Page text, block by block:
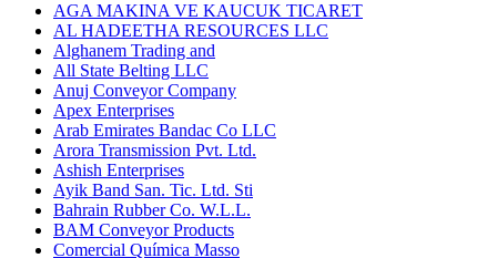
AGA MAKINA VE KAUCUK TICARET
AL HADEETHA RESOURCES LLC
Alghanem Trading and
All State Belting LLC
Anuj Conveyor Company
Apex Enterprises
Arab Emirates Bandac Co LLC
Arora Transmission Pvt. Ltd.
Ashish Enterprises
Ayik Band San. Tic. Ltd. Sti
Bahrain Rubber Co. W.L.L.
BAM Conveyor Products
Comercial Química Masso